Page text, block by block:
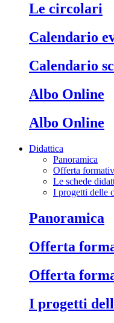
Le circolari
Calendario
Calendario
Albo Online
Albo Online
Didattica
Panoramica
Offerta
Le schede
I progetti delle
Panoramica
Offerta
Offerta
I progetti